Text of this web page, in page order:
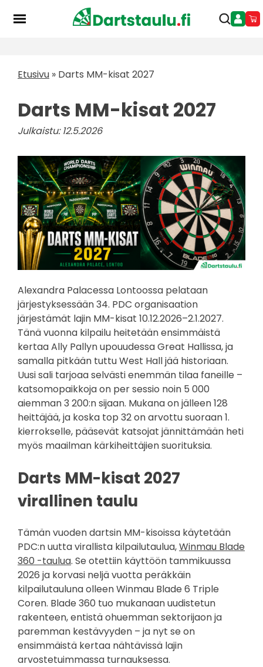
Etusivu » Darts MM-kisat 2027
Darts MM-kisat 2027
Julkaistu: 12.5.2026
Alexandra Palacessa Lontoossa pelataan
järjestyksessään 34. PDC organisaation
järjestämät lajin MM-kisat 10.12.2026–2.1.2027.
Tänä vuonna kilpailu heitetään ensimmäistä
kertaa Ally Pallyn upouudessa Great Hallissa, ja
samalla pitkään tuttu West Hall jää historiaan.
Uusi sali tarjoaa selvästi enemmän tilaa faneille –
katsomopaikkoja on per sessio noin 5 000
aiemman 3 200:n sijaan. Mukana on jälleen 128
heittäjää, ja koska top 32 on arvottu suoraan 1.
kierrokselle, pääsevät katsojat jännittämään heti
myös maailman kärkiheittäjien suorituksia.
Darts MM-kisat 2027
virallinen taulu
Tämän vuoden dartsin MM-kisoissa käytetään
PDC:n uutta virallista kilpailutaulua,Winmau Blade
360 -taulua. Se otettiin käyttöön tammikuussa
2026 ja korvasi neljä vuotta peräkkäin
kilpailutauluna olleen Winmau Blade 6 Triple
Coren. Blade 360 tuo mukanaan uudistetun
rakenteen, entistä ohuemman sektorijaon ja
paremman kestävyyden – ja nyt se on
ensimmäistä kertaa nähtävissä lajin
arvostetuimmassa turnauksessa.